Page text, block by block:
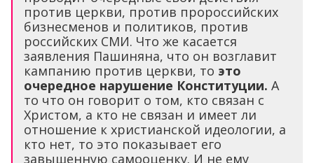
против церкви, против пророссийских
бизнесменов и политиков, против
российских СМИ. Что же касается
заявления Пашиняна, что он возглавит
кампанию против церкви, то это
очередное нарушение Конституции. А
то что он говорит о том, кто связан с
Христом, а кто не связан и имеет ли
отношение к христианской идеологии, а
кто нет, то это показывает его
завышенную самооценку. И не ему